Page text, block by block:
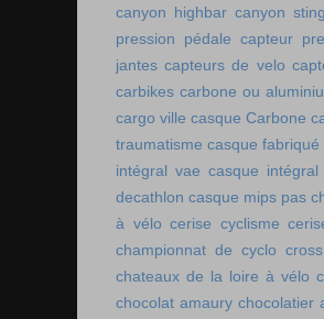
canyon highbar canyon
pression pédale capteur
jantes capteurs de velo
carbikes carbone ou
cargo ville casque Carbone
traumatisme casque fabriqué
intégral vae casque intégral
decathlon casque mips pas
à vélo cerise cyclisme
championnat de cyclo
chateaux de la loire à vélo
chocolat amaury chocolatier